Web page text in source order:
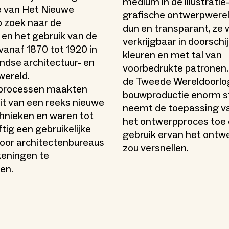
Het Nieuwe
naar de
het gebruik van de
1870 tot 1920 in
architectuur- en
maakten
van een reeks nieuwe
en waren tot
een gebruikelijke
architectenbureaus
te
grafische
dun en transparant, ze
verkrijgbaar in
kleuren en met tal van
voorbedrukte
de Tweede
bouwproductie enorm
neemt de toepassing
het ontwerpproces
gebruik ervan het
zou versnellen.